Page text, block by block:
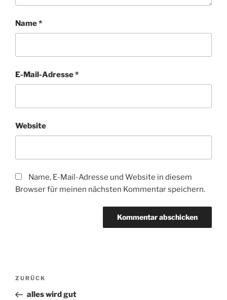
Name*
E-Mail-Adresse*
Website
Name, E-Mail-Adresse und Website in diesem
Browser für meinen nächsten Kommentar speichern.
Beitragsnavigation
Vorheriger
Beitrag
ZURÜCK
alles wird gut